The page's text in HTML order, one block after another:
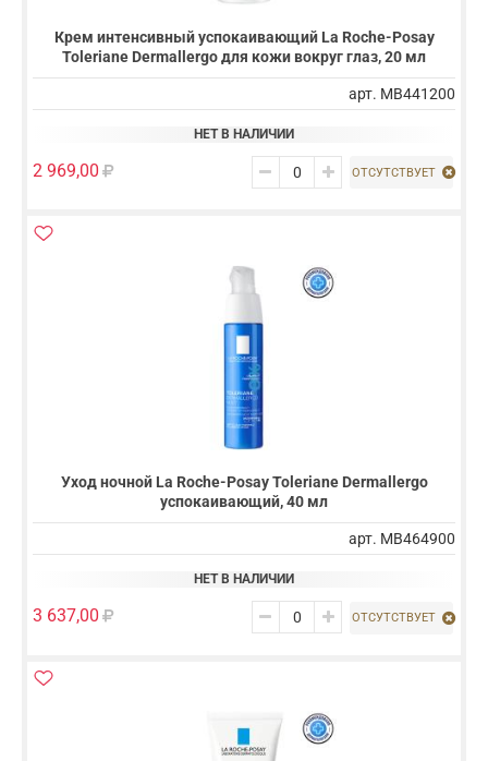
Крем интенсивный успокаивающий La Roche-Posay
Toleriane Dermallergo для кожи вокруг глаз, 20 мл
арт. MB441200
НЕТ В НАЛИЧИИ
2 969,00 ОТСУТСТВУЕТ
Уход ночной La Roche-Posay Toleriane Dermallergo
успокаивающий, 40 мл
арт. MB464900
НЕТ В НАЛИЧИИ
3 637,00 ОТСУТСТВУЕТ